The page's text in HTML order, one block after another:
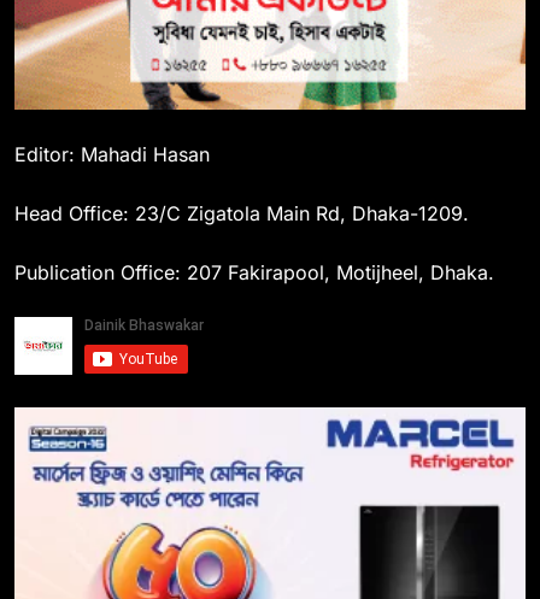
Editor: Mahadi Hasan
Head Office: 23/C Zigatola Main Rd, Dhaka-1209.
Publication Office: 207 Fakirapool, Motijheel, Dhaka.